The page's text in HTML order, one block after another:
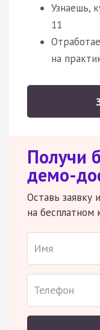
Узнаешь,
11
на
Получи
демо-
Оставь заявку
на бесплатном